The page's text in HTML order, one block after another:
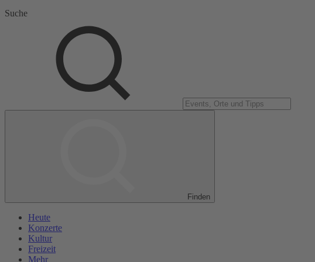
Suche
Finden
Heute
Konzerte
Kultur
Freizeit
Mehr